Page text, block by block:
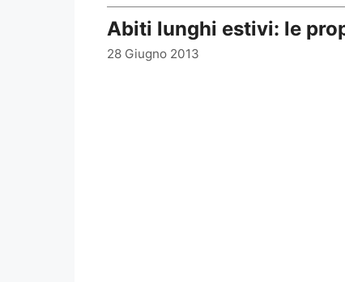
Abiti lunghi estivi: le
28 Giugno 2013